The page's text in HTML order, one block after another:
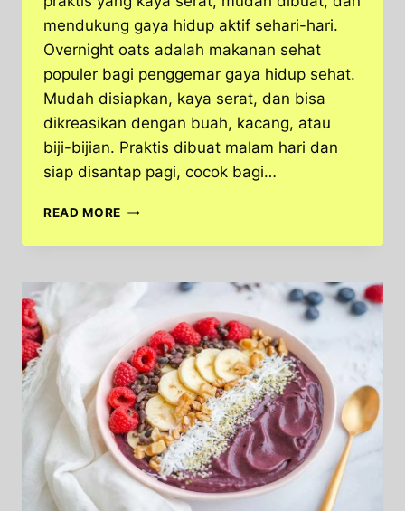
mendukung gaya hidup aktif sehari-hari.
Overnight oats adalah makanan sehat
populer bagi penggemar gaya hidup sehat.
Mudah disiapkan, kaya serat, dan bisa
dikreasikan dengan buah, kacang, atau
biji-bijian. Praktis dibuat malam hari dan
siap disantap pagi, cocok bagi…
READ MORE OVERNIGHT
SARAPAN
PRAKTIS
UNTUK
HIDUP
AKTIF